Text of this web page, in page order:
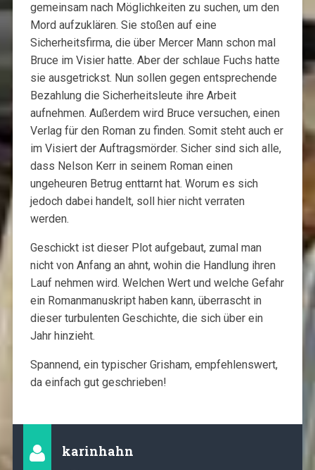
gemeinsam nach Möglichkeiten zu suchen, um den
Mord aufzuklären. Sie stoßen auf eine
Sicherheitsfirma, die über Mercer Mann schon mal
Bruce im Visier hatte. Aber der schlaue Fuchs hatte
sie ausgetrickst. Nun sollen gegen entsprechende
Bezahlung die Sicherheitsleute ihre Arbeit
aufnehmen. Außerdem wird Bruce versuchen, einen
Verlag für den Roman zu finden. Somit steht auch er
im Visiert der Auftragsmörder. Sicher sind sich alle,
dass Nelson Kerr in seinem Roman einen
ungeheuren Betrug enttarnt hat. Worum es sich
jedoch dabei handelt, soll hier nicht verraten
werden.
Geschickt ist dieser Plot aufgebaut, zumal man
nicht von Anfang an ahnt, wohin die Handlung ihren
Lauf nehmen wird. Welchen Wert und welche Gefahr
ein Romanmanuskript haben kann, überrascht in
dieser turbulenten Geschichte, die sich über ein
Jahr hinzieht.
Spannend, ein typischer Grisham, empfehlenswert,
da einfach gut geschrieben!
karinhahn